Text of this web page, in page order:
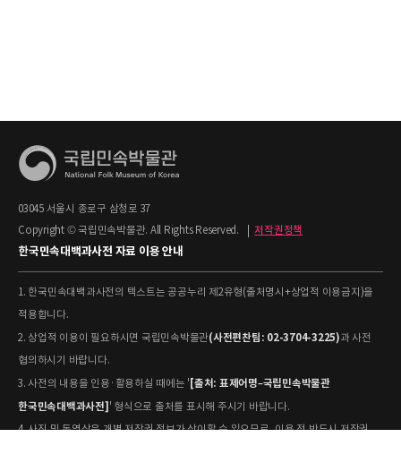
03045 서울시 종로구 삼청로 37
Copyright © 국립민속박물관. All Rights Reserved.
저작권정책
한국민속대백과사전 자료 이용 안내
1. 한국민속대백과사전의 텍스트는 공공누리 제2유형(출처명시+상업적 이용금지)을
적용합니다.
2. 상업적 이용이 필요하시면 국립민속박물관(사전편찬팀: 02-3704-3225)과 사전
협의하시기 바랍니다.
3. 사전의 내용을 인용·활용하실 때에는 ' [출처: 표제어명–국립민속박물관
한국민속대백과사전] ' 형식으로 출처를 표시해 주시기 바랍니다.
4. 사진 및 동영상은 개별 저작권 정보가 상이할 수 있으므로, 이용 전 반드시 저작권